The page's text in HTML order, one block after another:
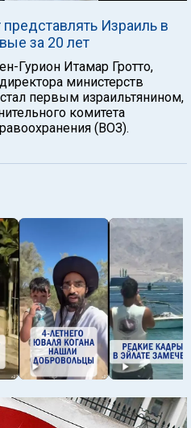
Израиль в
за 20 лет
Гурион Итамар Гротто,
министерств
первым израильтянином,
комитета
(ВОЗ).